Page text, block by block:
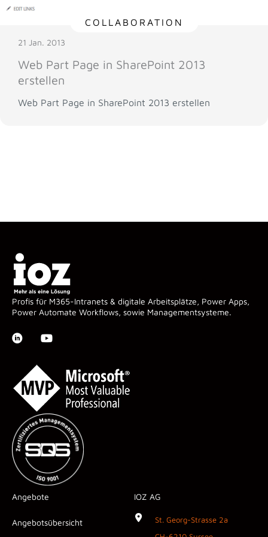
COLLABORATION
21 Jan. 2013
Web Part Page in SharePoint 2013
erstellen
Web Part Page in SharePoint 2013 erstellen
Profis für M365-Intranets & digitale Arbeitsplätze, Power Apps,
Power Automate Workflows, sowie Managementsysteme.
Angebote
Angebotsübersicht
IOZ AG
St. Georg-Strasse 2a